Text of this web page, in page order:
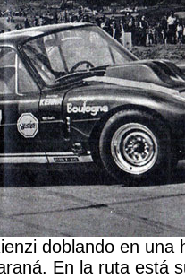
doblando en una
En la ruta está